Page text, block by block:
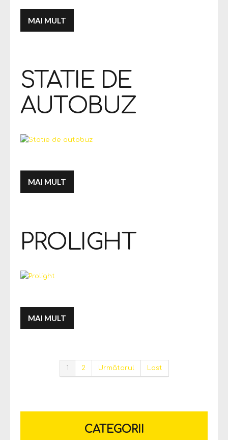
MAI MULT
STATIE DE
AUTOBUZ
MAI MULT
PROLIGHT
MAI MULT
1 2 Următorul Last
CATEGORII